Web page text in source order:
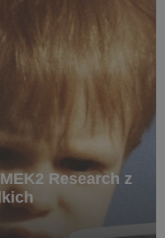
Research z